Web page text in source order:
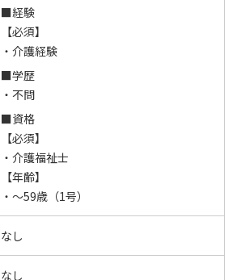
■経験
【必須】
・介護経験
■学歴
・不問
■資格
【必須】
・介護福祉士
【年齢】
・～59歳（1号）
なし
なし